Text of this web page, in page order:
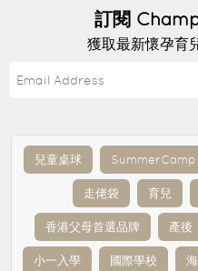
訂閱
獲取最新懷孕育
兒童桌球 SummerCamp
走佬袋 育兒
香港父母首選品牌 產後
小一入學 國際學校